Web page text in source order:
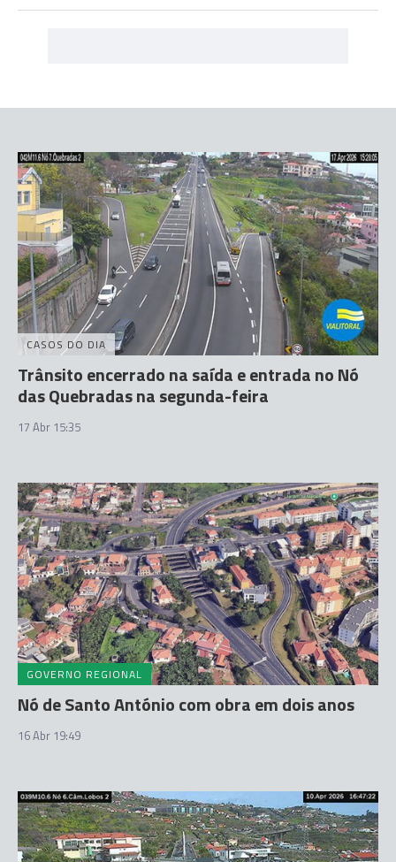
CASOS DO DIA
Trânsito encerrado na saída e entrada no Nó
das Quebradas na segunda-feira
17 Abr 15:35
GOVERNO REGIONAL
Nó de Santo António com obra em dois anos
16 Abr 19:49